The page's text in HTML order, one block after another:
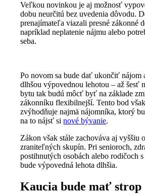
Veľkou novinkou je aj možnosť
dobu neurčitú bez uvedenia dôvodu.
prenajímateľa viazali presné zákonné
napríklad neplatenie nájmu alebo
seba.
Po novom sa bude dať ukončiť nájom
dlhšou výpovednou lehotou – až šesť
bytu tak budú môcť byť na základe
zákonníku flexibilnejší. Tento bod
zvýhodňuje najmä nájomníka, ktorý
na to nájsť sinové bývanie.
Zákon však stále zachováva aj vyššiu
zraniteľných skupín. Pri senioroch,
postihnutých osobách alebo rodičoch
bude výpovedná lehota dlhšia.
Kaucia bude mať strop